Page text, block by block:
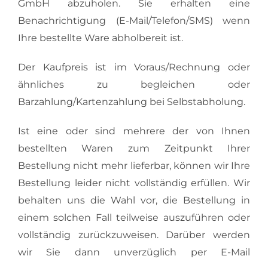
GmbH abzuholen. Sie erhalten eine
Benachrichtigung (E-Mail/Telefon/SMS) wenn
Ihre bestellte Ware abholbereit ist.
Der Kaufpreis ist im Voraus/Rechnung oder
ähnliches zu begleichen oder
Barzahlung/Kartenzahlung bei Selbstabholung.
Ist eine oder sind mehrere der von Ihnen
bestellten Waren zum Zeitpunkt Ihrer
Bestellung nicht mehr lieferbar, können wir Ihre
Bestellung leider nicht vollständig erfüllen. Wir
behalten uns die Wahl vor, die Bestellung in
einem solchen Fall teilweise auszuführen oder
vollständig zurückzuweisen. Darüber werden
wir Sie dann unverzüglich per E-Mail